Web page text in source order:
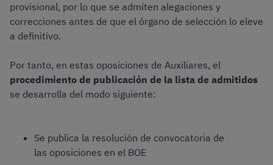
provisional, por lo que se admiten alegaciones y
correcciones antes de que el órgano de selección lo eleve
a definitivo.
Por tanto, en estas oposiciones de Auxiliares, el
procedimiento de publicación de la lista de admitidos
se desarrolla del modo siguiente:
Se publica la resolución de convocatoria de
las oposiciones en el BOE